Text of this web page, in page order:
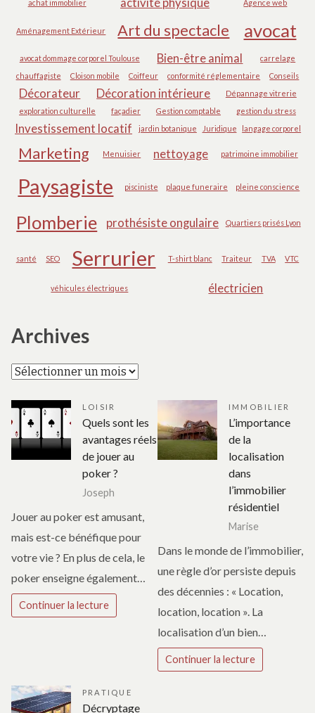
achat immobilier Agence web
Aménagement Extérieur Art du spectacle avocat
avocat dommage corporel Toulouse Bien-être animal
carrelage
chauffagiste
Cloison mobile Coiffeur conformité réglementaire Conseils
Décorateur Décoration intérieure
Dépannage vitrerie
exploration culturelle
façadier Gestion comptable gestion du stress
Investissement locatif jardin botanique Juridique langage corporel
Marketing Menuisier nettoyage patrimoine immobilier
Paysagiste pisciniste plaque funeraire pleine conscience
Plomberie prothésiste ongulaire Quartiers prisés Lyon
santé SEO Serrurier T-shirt blanc Traiteur TVA VTC
véhicules électriques électricien
Archives
Archives
LOISIR
Quels sont les
avantages réels
de jouer au
poker ?
Joseph
Jouer au poker est amusant,
mais est-ce bénéfique pour
votre vie ? En plus de cela, le
poker enseigne également…
Continuer la lecture
IMMOBILIER
L’importance
de la
localisation
dans
l’immobilier
résidentiel
Marise
Dans le monde de l’immobilier,
une règle d’or persiste depuis
des décennies : « Location,
location, location ». La
localisation d’un bien…
Continuer la lecture
PRATIQUE
Décryptage